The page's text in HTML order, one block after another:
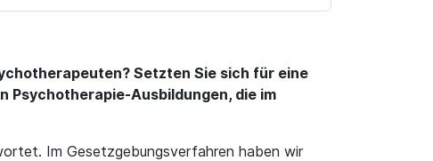
Setzten Sie sich für eine
Psychotherapie-Ausbildungen, die im
Im Gesetzgebungsverfahren haben wir